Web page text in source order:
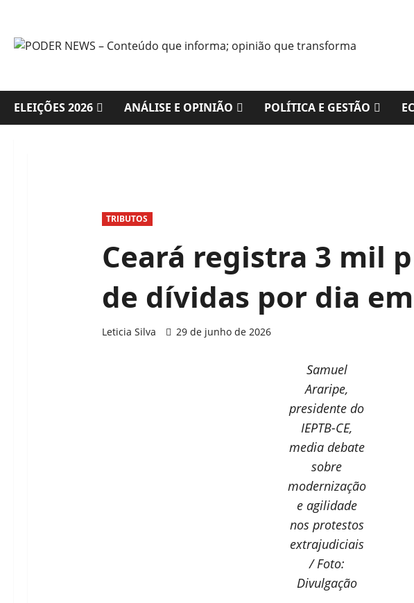
content
ELEIÇÕES 2026 ANÁLISE E OPINIÃO POLÍTICA E GESTÃO
TRIBUTOS
Ceará registra 3 mil
de dívidas por dia
Leticia Silva 29 de junho de 2026
Samuel
Araripe,
presidente do
IEPTB-CE,
media debate
sobre
modernização
e agilidade
nos protestos
extrajudiciais
/ Foto:
Divulgação